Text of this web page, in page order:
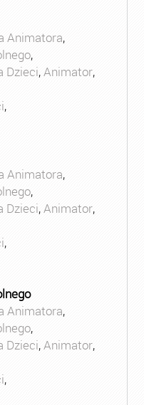
Animatora,
,
Dzieci,Animator,
,
Animatora,
,
Dzieci,Animator,
,
Animatora,
,
Dzieci,Animator,
,